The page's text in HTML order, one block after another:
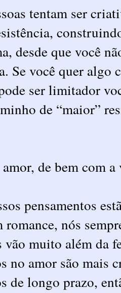
tentam ser
desde que você
Se você quer
ser limitador
de “maior”
de bem com
pensamentos
nós
vão muito além da
no amor são mais
de longo prazo,